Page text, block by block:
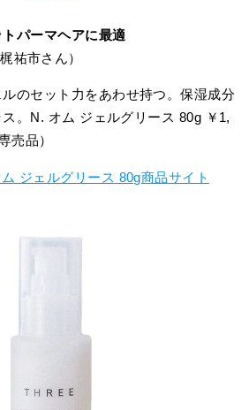
パーマヘアに最適
祐市さん）
のセット力をあわせ持つ。保湿成分
。N. オム ジェルグリース 80g ￥1,
売品）
ジェルグリース 80g商品サイト